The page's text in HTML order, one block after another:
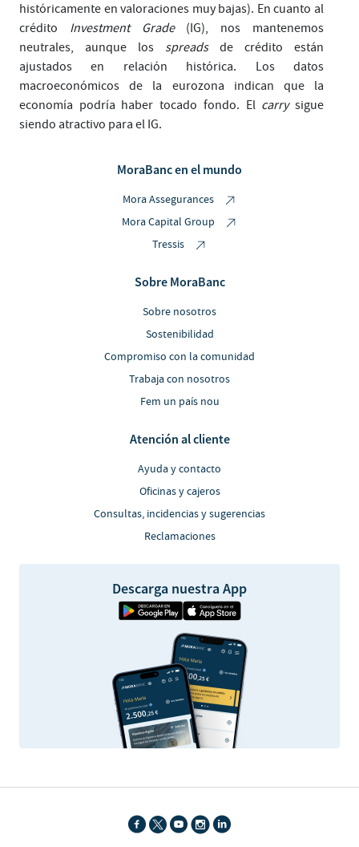
históricamente en valoraciones muy bajas). En cuanto al
crédito Investment Grade(IG), nos mantenemos
neutrales, aunque los spreadsde crédito están
ajustados en relación histórica. Los datos
macroeconómicos de la eurozona indican que la
economía podría haber tocado fondo. El carrysigue
siendo atractivo para el IG.
MoraBanc en el mundo
Mora Assegurances
Mora Capital Group
Tressis
Sobre MoraBanc
Sobre nosotros
Sostenibilidad
Compromiso con la comunidad
Trabaja con nosotros
Fem un país nou
Atención al cliente
Ayuda y contacto
Oficinas y cajeros
Consultas, incidencias y sugerencias
Reclamaciones
Descarga nuestra App